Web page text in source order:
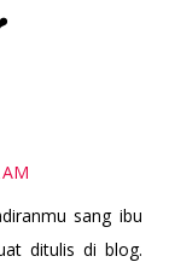
sang ibu
ditulis di blog.